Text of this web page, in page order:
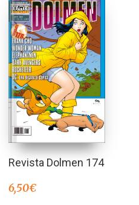
Revista Dolmen 174
6,50€